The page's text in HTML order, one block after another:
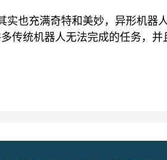
实也充满奇特和美妙，异形机器
传统机器人无法完成的任务，